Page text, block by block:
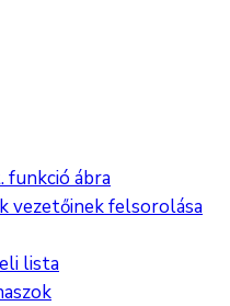
ábra
vezetőinek felsorolása
lista